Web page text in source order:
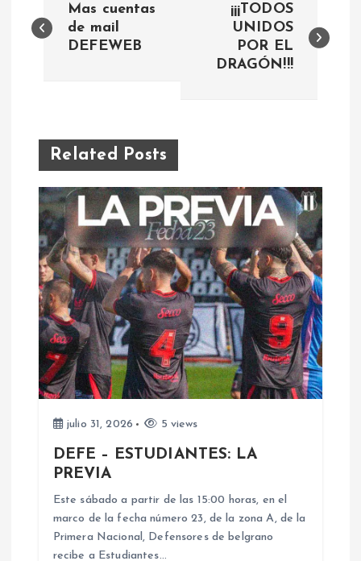
a
a
c
ó
n
d
Mas cuentas
de mail
DEFEWEB
¡¡¡TODOS
UNIDOS
POR EL
DRAGÓN!!!
Related Posts
julio 31, 2026 5 views
DEFE – ESTUDIANTES: LA
PREVIA
Este sábado a partir de las 15:00 horas, en el
marco de la fecha número 23, de la zona A, de la
Primera Nacional, Defensores de belgrano
recibe a Estudiantes…